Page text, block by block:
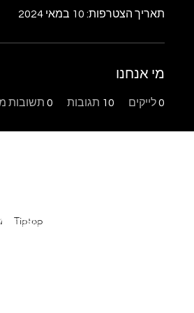
תאריך הצטרפות: 10 במאי 2024
מי אנחנו
0לייקים 10 תגובות 0 תשובות
Tiptop
בר מצווה